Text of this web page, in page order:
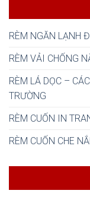
RÈM NGĂN LẠNH
RÈM VẢI CHỐNG
RÈM LÁ DỌC –
TRƯỜNG
RÈM CUỐN IN
RÈM CUỐN CHE